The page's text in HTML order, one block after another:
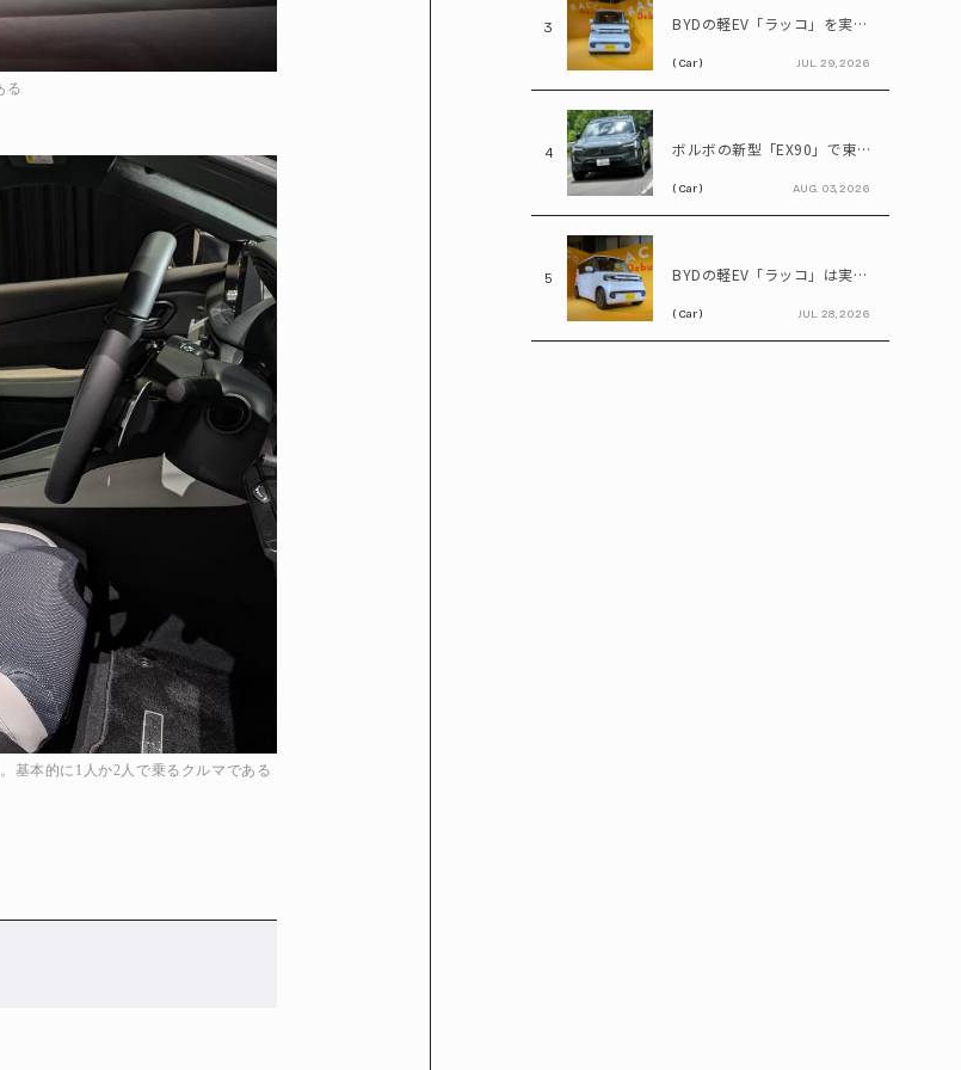
る
基本的に1人か2人で乗るクルマである
3 BYDの軽EV「ラッコ」を実車確認! 実物に乗り込んで気になる部分をチェック
( Car ) JUL. 29, 2026
4 ボルボの新型「EX90」で東京～日光を往復! いろは坂も余裕な大型EVの実力とは
( Car ) AUG. 03, 2026
5 BYDの軽EV「ラッコ」は実質100万円台! ホンダ「N-BOX」と比べてみると?
( Car ) JUL. 28, 2026